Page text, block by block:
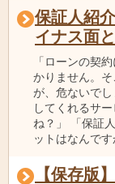
保証人紹
イナス面
「ローンの契
かりません。
が、危ないで
してくれるサ
ね？」 「保証
ットはなんです
【保存版